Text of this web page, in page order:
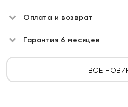
Оплата и возврат
Гарантия 6 месяцев
ВСЕ